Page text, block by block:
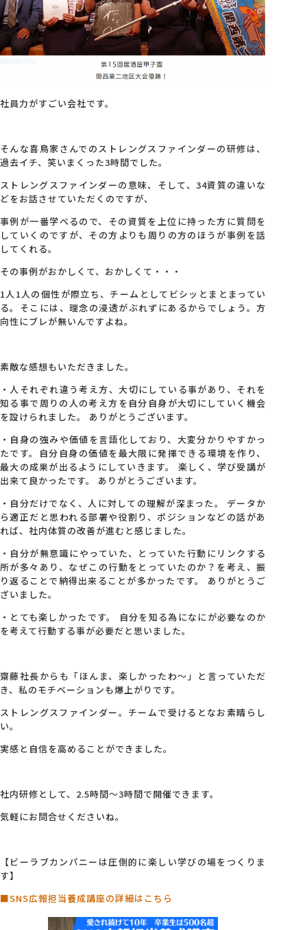
社員力がすごい会社です。
そんな喜鳥家さんでのストレングスファインダーの研修は、
過去イチ、笑いまくった3時間でした。
ストレングスファインダーの意味、そして、34資質の違いな
どをお話させていただくのですが、
事例が一番学べるので、その資質を上位に持った方に質問を
していくのですが、その方よりも周りの方のほうが事例を話
してくれる。
その事例がおかしくて、おかしくて・・・
1人1人の個性が際立ち、チームとしてビシッとまとまってい
る。そこには、理念の浸透がぶれずにあるからでしょう。方
向性にブレが無いんですよね。
素敵な感想もいただきました。
・人それぞれ違う考え方、大切にしている事があり、それを
知る事で周りの人の考え方を自分自身が大切にしていく機会
を設けられました。 ありがとうございます。
・自身の強みや価値を言語化しており、大変分かりやすかっ
たです。自分自身の価値を最大限に発揮できる環境を作り、
最大の成果が出るようにしていきます。 楽しく、学び受講が
出来て良かったです。 ありがとうございます。
・自分だけでなく、人に対しての理解が深まった。 データか
ら適正だと思われる部署や役割り、ポジションなどの話があ
れば、社内体質の改善が進むと感じました。
・自分が無意識にやっていた、とっていた行動にリンクする
所が多々あり、なぜこの行動をとっていたのか？を考え、振
り返ることで納得出来ることが多かったです。 ありがとうご
ざいました。
・とても楽しかったです。 自分を知る為になにが必要なのか
を考えて行動する事が必要だと思いました。
齋藤社長からも「ほんま、楽しかったわ～」と言っていただ
き、私のモチベーションも爆上がりです。
ストレングスファインダー。チームで受けるとなお素晴らし
い。
実感と自信を高めることができました。
社内研修として、2.5時間～3時間で開催できます。
気軽にお問合せくださいね。
【ビーラブカンパニーは圧倒的に楽しい学びの場をつくりま
す】
■SNS広報担当養成講座の詳細はこちら